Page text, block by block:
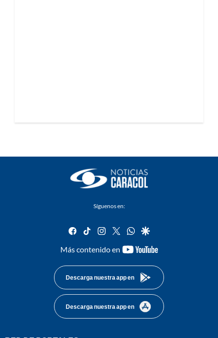
Síguenos en:
facebook
tiktok instagram
twitterwhatsapp
google
Más contenido en
youtube-
Descarga nuestra app en
Descarga nuestra app en